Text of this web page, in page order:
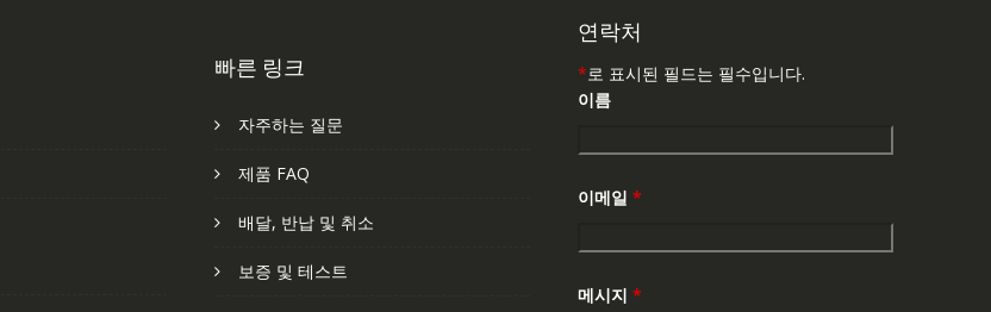
빠른 링크
자주하는 질문
제품 FAQ
배달, 반납 및 취소
보증 및 테스트
연락처
*로 표시된 필드는 필수입니다.
이름
이메일 *
메시지 *